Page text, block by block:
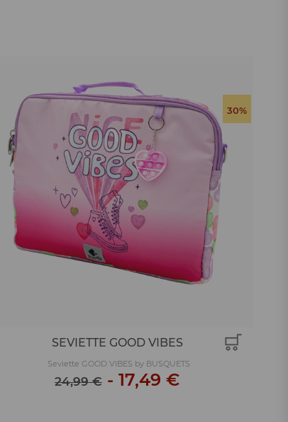
30%
SEVIETTE GOOD VIBES
Seviette GOOD VIBES by BUSQUETS
24,99 €- 17,49 €